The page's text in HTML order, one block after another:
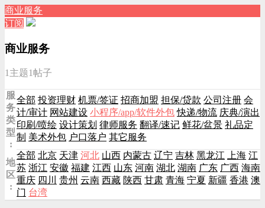
商业服务
订阅
商业服务
1主题1帖子
服
务
类
型
:
全部 投资理财 机票/签证 招商加盟 担保/贷款 公司注册 会
计/审计 网站建设 小程序/app/软件外包 快递/物流 庆典/演出
印刷/喷绘 设计策划 律师服务 翻译/速记 鲜花/盆景 礼品定
制 美术外包 户口落户 其它服务
地
区
:
全部 北京 天津 河北 山西 内蒙古 辽宁 吉林 黑龙江 上海 江
苏 浙江 安徽 福建 江西 山东 河南 湖北 湖南 广东 广西 海南
重庆 四川 贵州 云南 西藏 陕西 甘肃 青海 宁夏 新疆 香港 澳
门 台湾